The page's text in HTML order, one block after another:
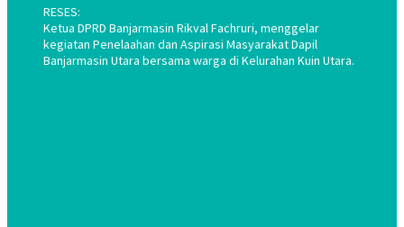
RESES:
Ketua DPRD Banjarmasin Rikval Fachruri, menggelar
kegiatan Penelaahan dan Aspirasi Masyarakat Dapil
Banjarmasin Utara bersama warga di Kelurahan Kuin Utara.